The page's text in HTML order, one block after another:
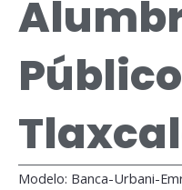
Modelo: Banca-Urbani-